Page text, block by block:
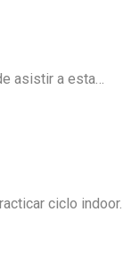
asistir a esta…
ciclo indoor.